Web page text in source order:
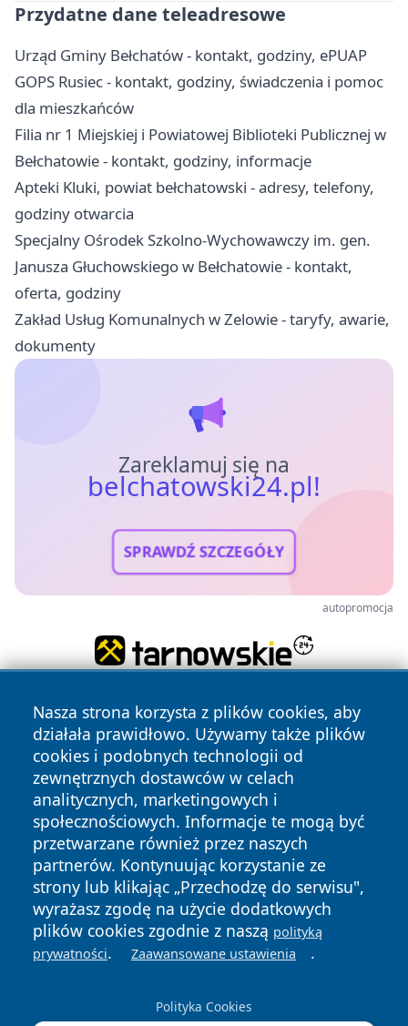
Przydatne dane teleadresowe
Urząd Gminy Bełchatów - kontakt, godziny, ePUAP
GOPS Rusiec - kontakt, godziny, świadczenia i pomoc
dla mieszkańców
Filia nr 1 Miejskiej i Powiatowej Biblioteki Publicznej w
Bełchatowie - kontakt, godziny, informacje
Apteki Kluki, powiat bełchatowski - adresy, telefony,
godziny otwarcia
Specjalny Ośrodek Szkolno-Wychowawczy im. gen.
Janusza Głuchowskiego w Bełchatowie - kontakt,
oferta, godziny
Zakład Usług Komunalnych w Zelowie - taryfy, awarie,
dokumenty
Zareklamuj się na
belchatowski24.pl!
SPRAWDŹ SZCZEGÓŁY
autopromocja
Nasza strona korzysta z plików cookies, aby
działała prawidłowo. Używamy także plików
cookies i podobnych technologii od
zewnętrznych dostawców w celach
analitycznych, marketingowych i
społecznościowych. Informacje te mogą być
przetwarzane również przez naszych
partnerów. Kontynuując korzystanie ze
strony lub klikając „Przechodzę do serwisu",
wyrażasz zgodę na użycie dodatkowych
plików cookies zgodnie z naszą polityką
prywatności. Zaawansowane ustawienia .
Polityka Cookies
Copyright © 2026 belchatowski24.pl Wszystkie prawa
zastrzeżone.
News Autorzy
Polityka
Prywatności
Polityka
Cookies